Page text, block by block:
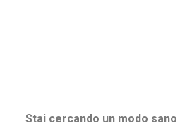
Stai cercando un modo